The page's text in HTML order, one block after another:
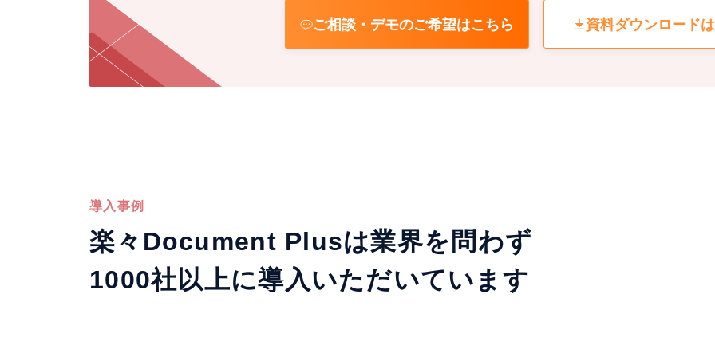
ご相談・デモのご希望はこちら 資料ダウンロード
導入事例
楽々Document Plusは業界を問わず
1000社以上に導入いただいています